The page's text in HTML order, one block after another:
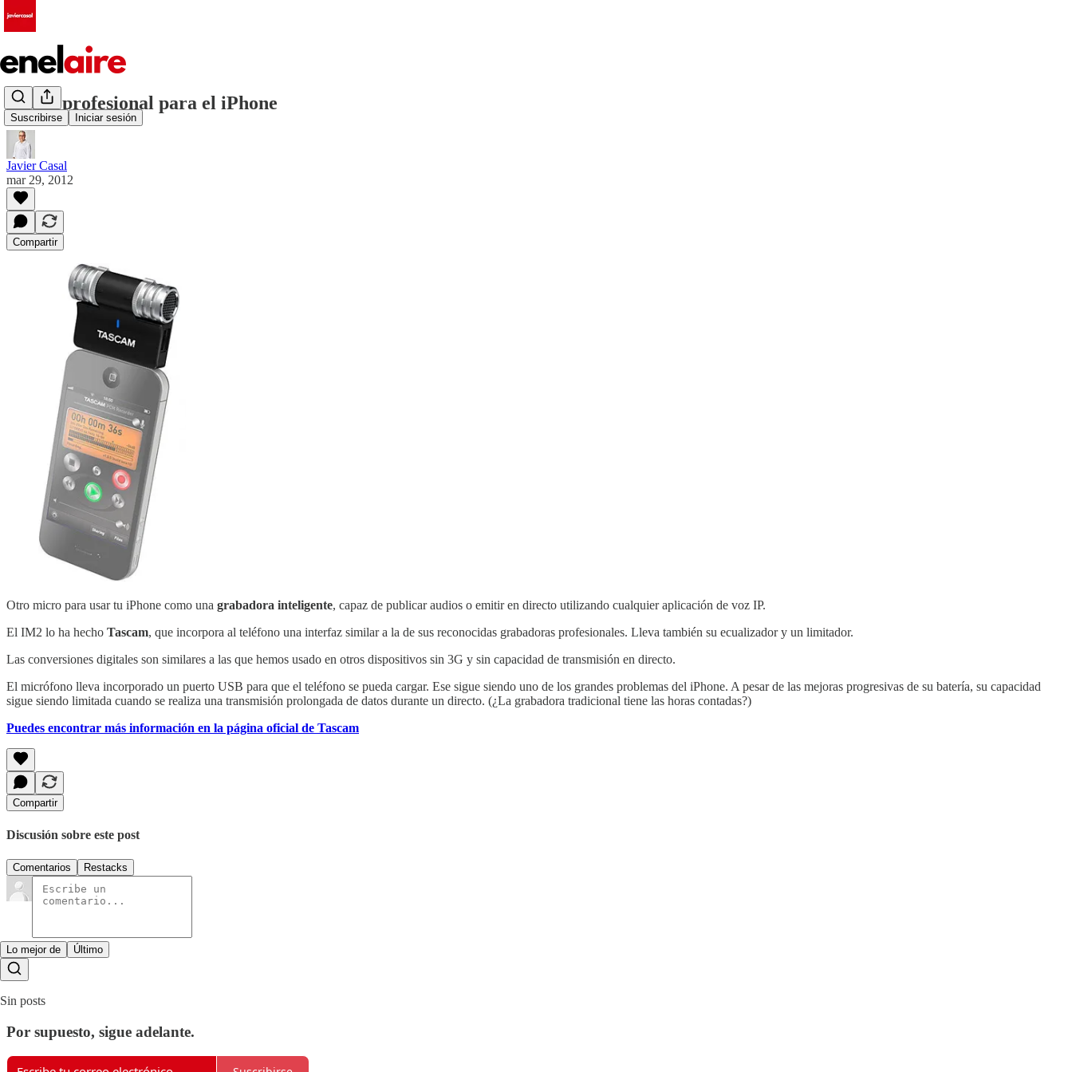
Suscribirse Iniciar sesión
Micro profesional para el iPhone
Javier Casal
mar 29, 2012
Compartir
Otro micro para usar tu iPhone como una grabadora inteligente, capaz de publicar audios o emitir en directo utilizando cualquier aplicación de voz IP.
El IM2 lo ha hecho Tascam, que incorpora al teléfono una interfaz similar a la de sus reconocidas grabadoras profesionales. Lleva también su ecualizador y un limitador.
Las conversiones digitales son similares a las que hemos usado en otros dispositivos sin 3G y sin capacidad de transmisión en directo.
El micrófono lleva incorporado un puerto USB para que el teléfono se pueda cargar. Ese sigue siendo uno de los grandes problemas del iPhone. A pesar de las mejoras progresivas de su batería, su capacidad
sigue siendo limitada cuando se realiza una transmisión prolongada de datos durante un directo. (¿La grabadora tradicional tiene las horas contadas?)
Puedes encontrar más información en la página oficial de Tascam
Compartir
Discusión sobre este post
Comentarios Restacks
Lo mejor de Último
Sin posts
Por supuesto, sigue adelante.